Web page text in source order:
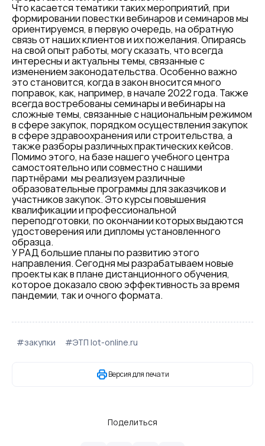
Что касается тематики таких мероприятий, при
формировании повестки вебинаров и семинаров мы
ориентируемся, в первую очередь, на обратную
связь от наших клиентов и их пожелания. Опираясь
на свой опыт работы, могу сказать, что всегда
интересны и актуальны темы, связанные с
изменением законодательства. Особенно важно
это становится, когда в закон вносится много
поправок, как, например, в начале 2022 года. Также
всегда востребованы семинары и вебинары на
сложные темы, связанные с национальным режимом
в сфере закупок, порядком осуществления закупок
в сфере здравоохранения или строительства, а
также разборы различных практических кейсов.
Помимо этого, на базе нашего учебного центра
самостоятельно или совместно с нашими
партнёрами мы реализуем различные
образовательные программы для заказчиков и
участников закупок. Это курсы повышения
квалификации и профессиональной
переподготовки, по окончании которых выдаются
удостоверения или дипломы установленного
образца.
У РАД большие планы по развитию этого
направления. Сегодня мы разрабатываем новые
проекты как в плане дистанционного обучения,
которое доказало свою эффективность за время
пандемии, так и очного формата.
#закупки #ЭТП lot-online.ru
Версия для печати
Поделиться